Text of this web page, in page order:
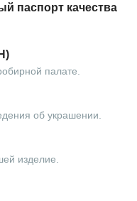
паспорт качества
палате.
об украшении.
изделие.